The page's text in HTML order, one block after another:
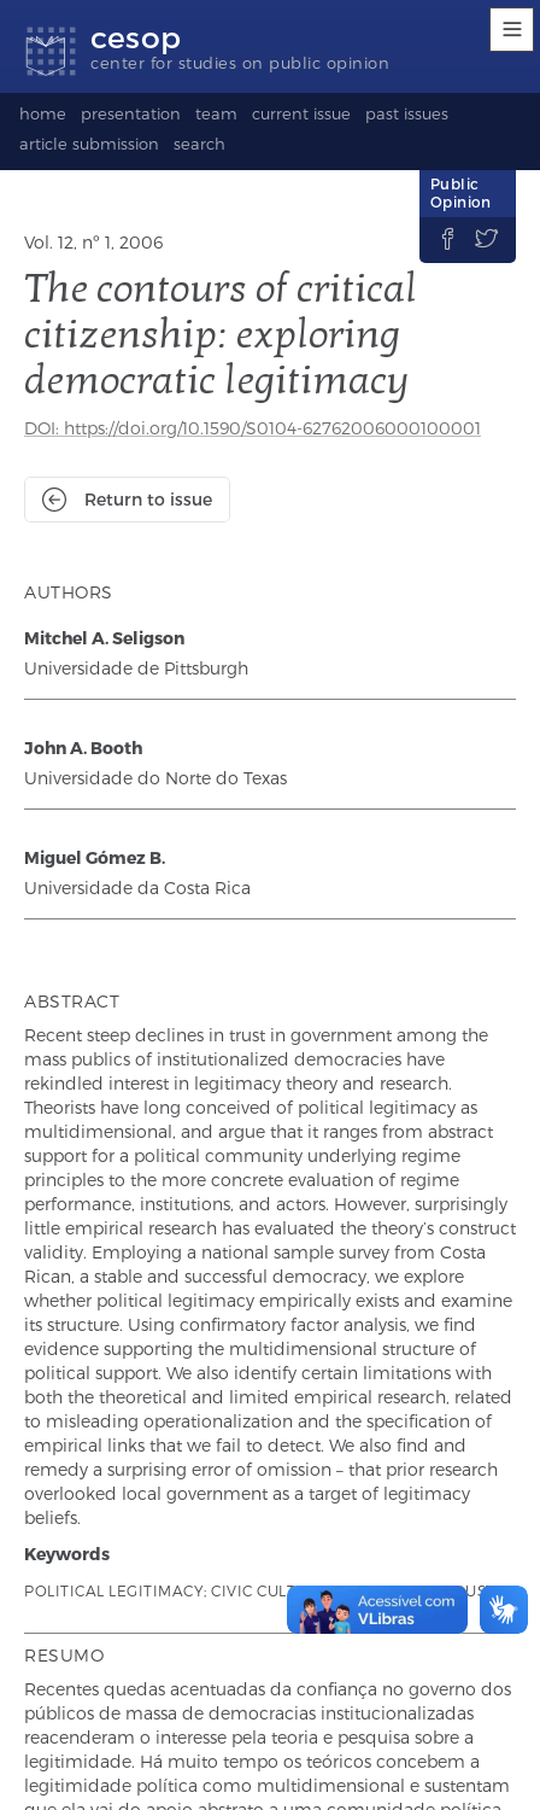
links
content
footer
selection
(Seletor
idioma)
cesop
center for studies on public opinion
home presentation team current issue
past issues
article submission
search
Vol. 12, nº 1, 2006
The contours of critical
citizenship: exploring
democratic legitimacy
DOI: https://doi.org/10.1590/S0104-62762006000100001
Return to issue
Public
Opinion
 
AUTHORS
Mitchel A. Seligson
Universidade de Pittsburgh
John A. Booth
Universidade do Norte do Texas
Miguel Gómez B.
Universidade da Costa Rica
ABSTRACT
Recent steep declines in trust in government among the
mass publics of institutionalized democracies have
rekindled interest in legitimacy theory and research.
Theorists have long conceived of political legitimacy as
multidimensional, and argue that it ranges from abstract
support for a political community underlying regime
principles to the more concrete evaluation of regime
performance, institutions, and actors. However, surprisingly
little empirical research has evaluated the theory’s construct
validity. Employing a national sample survey from Costa
Rican, a stable and successful democracy, we explore
whether political legitimacy empirically exists and examine
its structure. Using confirmatory factor analysis, we find
evidence supporting the multidimensional structure of
political support. We also identify certain limitations with
both the theoretical and limited empirical research, related
to misleading operationalization and the specification of
empirical links that we fail to detect. We also find and
remedy a surprising error of omission – that prior research
overlooked local government as a target of legitimacy
beliefs.
Keywords
POLITICAL LEGITIMACY; CIVIC CULTURE; DEMOCRACY; TRUST
RESUMO
Recentes quedas acentuadas da confiança no governo dos
públicos de massa de democracias institucionalizadas
reacenderam o interesse pela teoria e pesquisa sobre a
legitimidade. Há muito tempo os teóricos concebem a
legitimidade política como multidimensional e sustentam